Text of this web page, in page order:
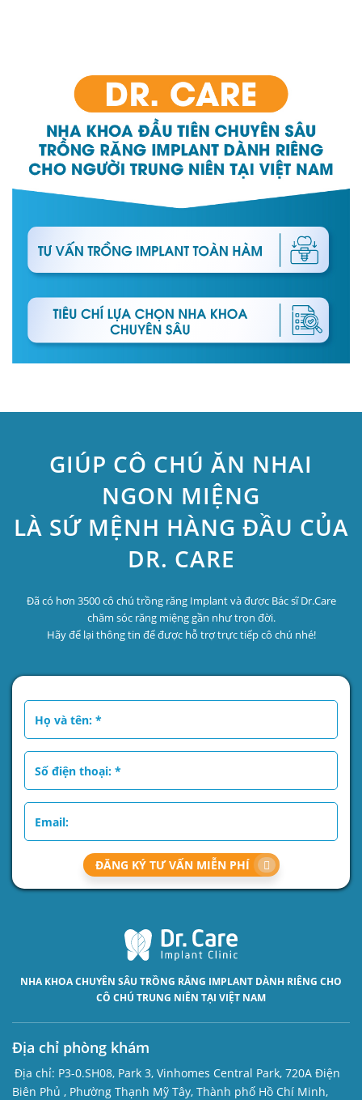
GIÚP CÔ CHÚ ĂN NHAI
NGON MIỆNG
LÀ SỨ MỆNH HÀNG ĐẦU CỦA
DR. CARE
Đã có hơn 3500 cô chú trồng răng Implant và được Bác sĩ Dr.Care
chăm sóc răng miệng gần như trọn đời.
Hãy để lại thông tin để được hỗ trợ trực tiếp cô chú nhé!
ĐĂNG KÝ TƯ VẤN MIỄN PHÍ
NHA KHOA CHUYÊN SÂU TRỒNG RĂNG IMPLANT DÀNH RIÊNG CHO
CÔ CHÚ TRUNG NIÊN TẠI VIỆT NAM
Địa chỉ phòng khám
Địa chỉ: P3-0.SH08, Park 3, Vinhomes Central Park, 720A Điện
Biên Phủ , Phường Thạnh Mỹ Tây, Thành phố Hồ Chí Minh,